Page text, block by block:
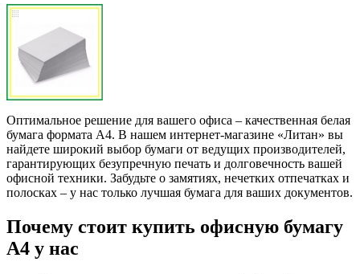
Оптимальное решение для вашего офиса – качественная белая
бумага формата А4. В нашем интернет-магазине «Литан» вы
найдете широкий выбор бумаги от ведущих производителей,
гарантирующих безупречную печать и долговечность вашей
офисной техники. Забудьте о замятиях, нечетких отпечатках и
полосках – у нас только лучшая бумага для ваших документов.
Почему стоит купить офисную бумагу
А4 у нас